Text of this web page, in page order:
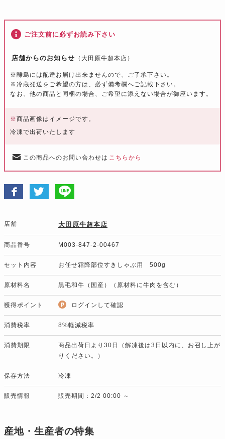
ご注文前に必ずお読み下さい
店舗からのお知らせ （大田原牛超本店）
※離島には配達お届け出来ませんので、ご了承下さい。
※冷蔵発送をご希望の方は、必ず備考欄へご記載下さい。
なお、他の商品と同梱の場合、ご希望に添えない場合が御座います。
※商品画像はイメージです。
冷凍で出荷いたします
この商品へのお問い合わせは こちらから
店舗 大田原牛超本店
商品番号 M003-847-2-00467
セット内容 お任せ霜降部位すきしゃぶ用 500g
原材料名 黒毛和牛（国産）（原材料に牛肉を含む）
獲得ポイント ログインして確認
消費税率 8%軽減税率
消費期限
商品出荷日より30日（解凍後は3日以内に、お召し上が
りください。）
保存方法 冷凍
販売情報 販売期間：2/2 00:00 ～
産地・生産者の特集